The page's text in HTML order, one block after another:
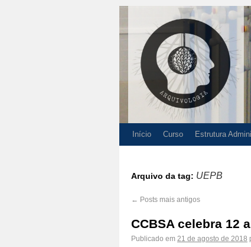
Início Curso Estrutura
Arquivo da tag: UEPB
← Posts mais antigos
CCBSA celebra 12
Publicado em 21 de agosto de 2018